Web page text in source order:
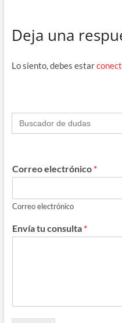
b
o
Deja una
Lo siento, debes estar
Buscar:
Correo electrónico *
Correo electrónico
Envía tu consulta *